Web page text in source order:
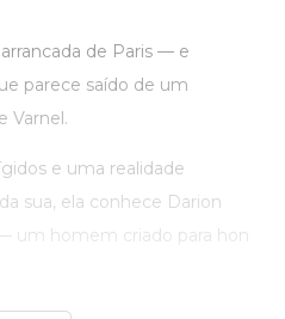
de Paris — e
parece saído de um
Varnel.
e uma realidade
sua, ela conhece Darion
um homem criado para hon